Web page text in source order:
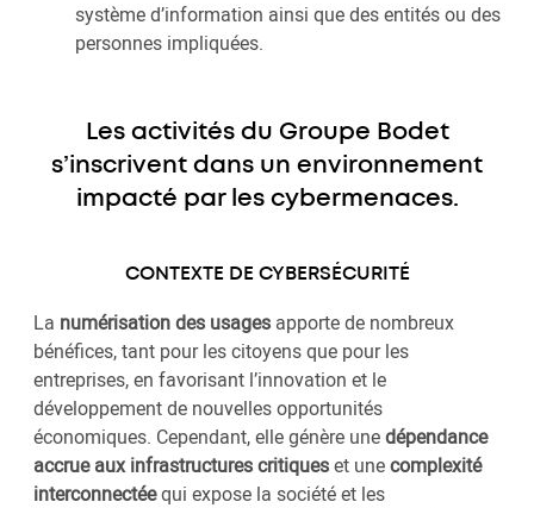
système d’information ainsi que des entités ou des
personnes impliquées.
Les activités du Groupe Bodet
s’inscrivent dans un environnement
impacté par les cybermenaces.
CONTEXTE DE CYBERSÉCURITÉ
La numérisation des usages apporte de nombreux
bénéfices, tant pour les citoyens que pour les
entreprises, en favorisant l’innovation et le
développement de nouvelles opportunités
économiques. Cependant, elle génère unedépendance
accrue aux infrastructures critiqueset unecomplexité
interconnectéequi expose la société et les